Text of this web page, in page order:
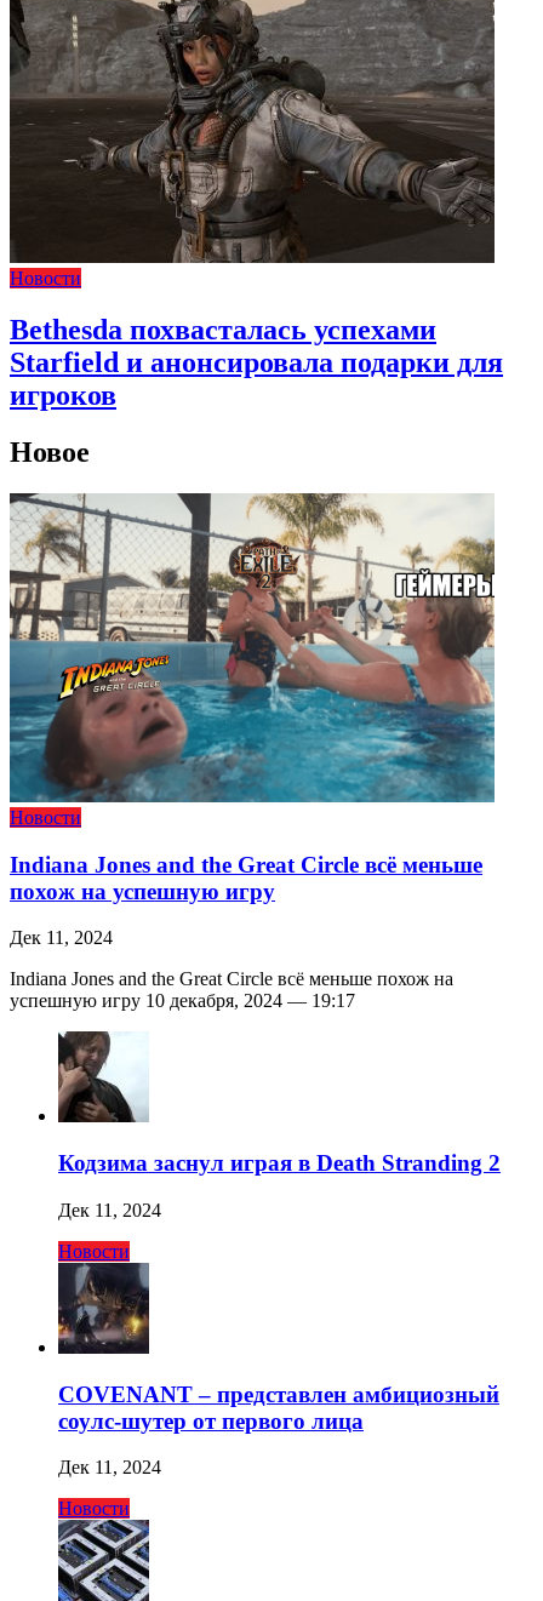
Новости
Bethesda похвасталась успехами
Starfield и анонсировала подарки для
игроков
Новое
Новости
Indiana Jones and the Great Circle всё меньше
похож на успешную игру
Дек 11, 2024
Indiana Jones and the Great Circle всё меньше похож на
успешную игру 10 декабря, 2024 — 19:17
Кодзима заснул играя в Death Stranding 2
Дек 11, 2024
Новости
COVENANT – представлен амбициозный
соулс-шутер от первого лица
Дек 11, 2024
Новости